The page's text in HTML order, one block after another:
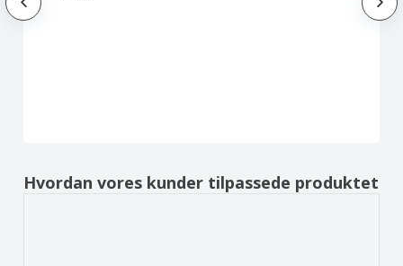
Hvordan vores kunder tilpassede produktet